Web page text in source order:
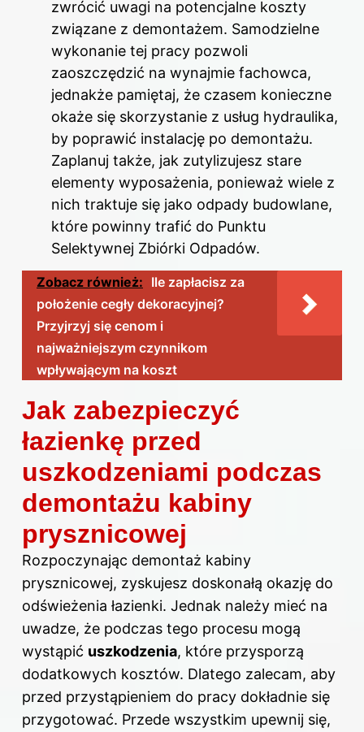
zwrócić uwagi na potencjalne koszty
związane z demontażem. Samodzielne
wykonanie tej pracy pozwoli
zaoszczędzić na wynajmie fachowca,
jednakże pamiętaj, że czasem konieczne
okaże się skorzystanie z usług hydraulika,
by poprawić instalację po demontażu.
Zaplanuj także, jak zutylizujesz stare
elementy wyposażenia, ponieważ wiele z
nich traktuje się jako odpady budowlane,
które powinny trafić do Punktu
Selektywnej Zbiórki Odpadów.
Zobacz również: Ile zapłacisz za
położenie cegły dekoracyjnej?
Przyjrzyj się cenom i
najważniejszym czynnikom
wpływającym na koszt
Jak zabezpieczyć
łazienkę przed
uszkodzeniami podczas
demontażu kabiny
prysznicowej
Rozpoczynając demontaż kabiny
prysznicowej, zyskujesz doskonałą okazję do
odświeżenia łazienki. Jednak należy mieć na
uwadze, że podczas tego procesu mogą
wystąpić uszkodzenia, które przysporzą
dodatkowych kosztów. Dlatego zalecam, aby
przed przystąpieniem do pracy dokładnie się
przygotować. Przede wszystkim upewnij się,